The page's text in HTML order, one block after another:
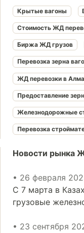
Крытые вагоны
Стоимость ЖД
Биржа ЖД грузов
Перевозка зерна
ЖД перевозки в
Предоставление
Железнодорожные
Перевозка
Новости рынка
• 26 февраля
С 7 марта в
грузовые
• 23 сентября